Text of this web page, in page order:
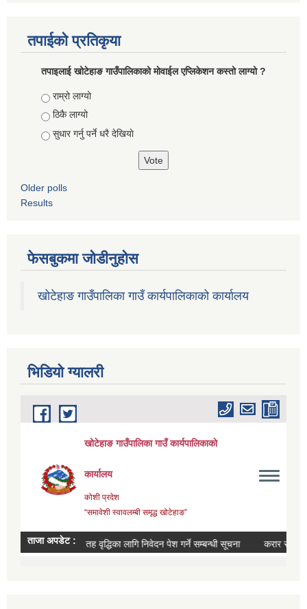
तपाईको प्रतिकृया
तपाइलाई खोटेहाङ गाउँपालिकाको माेवाईल एप्लिकेशन कस्तो लाग्यो ?
Choices
राम्रो लाग्यो
ठिकै लाग्यो
सुधार गर्नु पर्ने धरै देखियाे
Older polls
Results
फेसबुकमा जोडीनुहोस
खोटेहाङ गाउँपालिका गाउँ कार्यपालिकाको कार्यालय
भिडियाे ग्यालरी